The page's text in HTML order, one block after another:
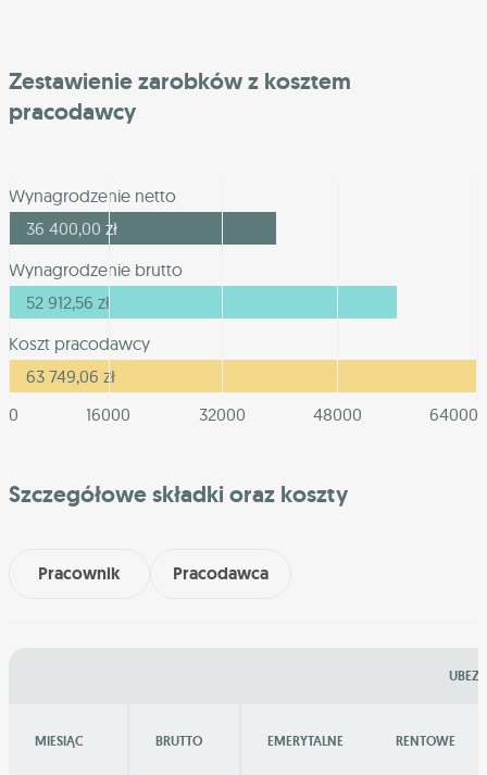
Zestawienie zarobków z kosztem
pracodawcy
Wynagrodzenie netto
36 400,00 zł
Wynagrodzenie brutto
52 912,56 zł
Koszt pracodawcy
63 749,06 zł
0
16000 32000 48000 64000
Szczegółowe składki oraz koszty
Pracownik Pracodawca
MIESIĄC BRUTTO EMERYTALNE RENTOWE